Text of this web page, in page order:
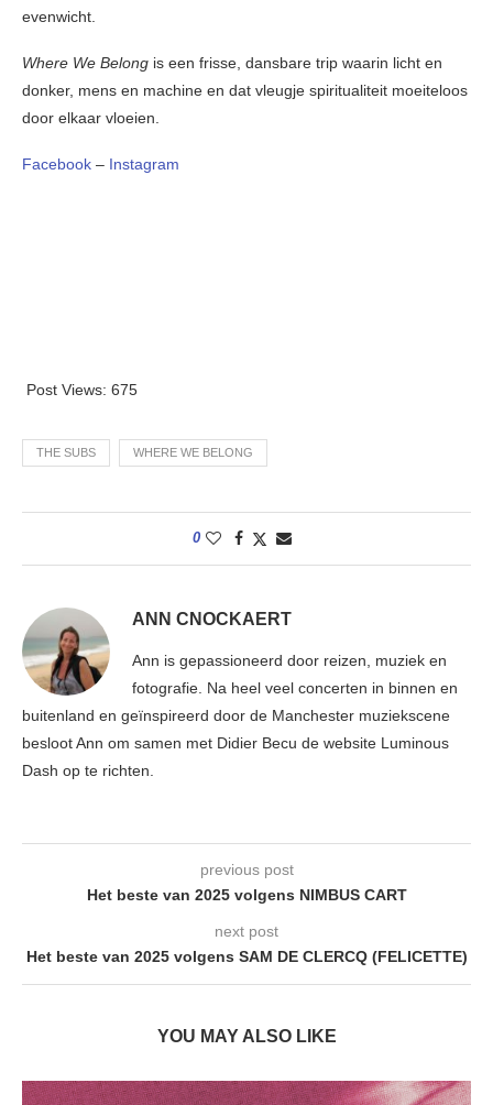
evenwicht.
Where We Belong is een frisse, dansbare trip waarin licht en
donker, mens en machine en dat vleugje spiritualiteit moeiteloos
door elkaar vloeien.
Facebook – Instagram
Post Views: 675
THE SUBS WHERE WE BELONG
0
ANN CNOCKAERT
Ann is gepassioneerd door reizen, muziek en
fotografie. Na heel veel concerten in binnen en
buitenland en geïnspireerd door de Manchester muziekscene
besloot Ann om samen met Didier Becu de website Luminous
Dash op te richten.
previous post
Het beste van 2025 volgens NIMBUS CART
next post
Het beste van 2025 volgens SAM DE CLERCQ (FELICETTE)
YOU MAY ALSO LIKE